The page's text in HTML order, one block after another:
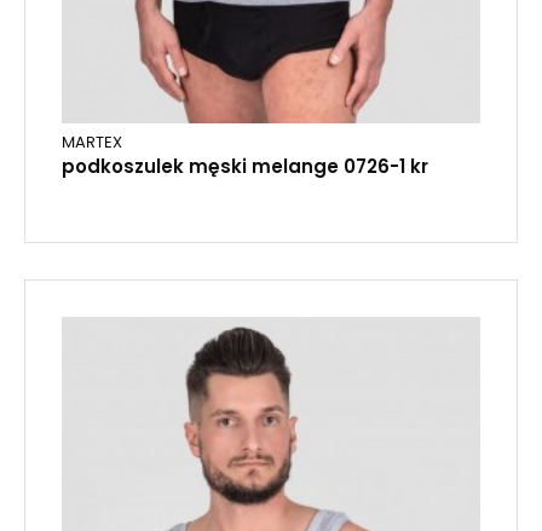
MARTEX
podkoszulek męski melange 0726-1 kr